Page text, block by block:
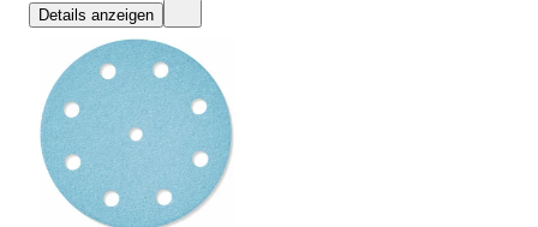
Details anzeigen